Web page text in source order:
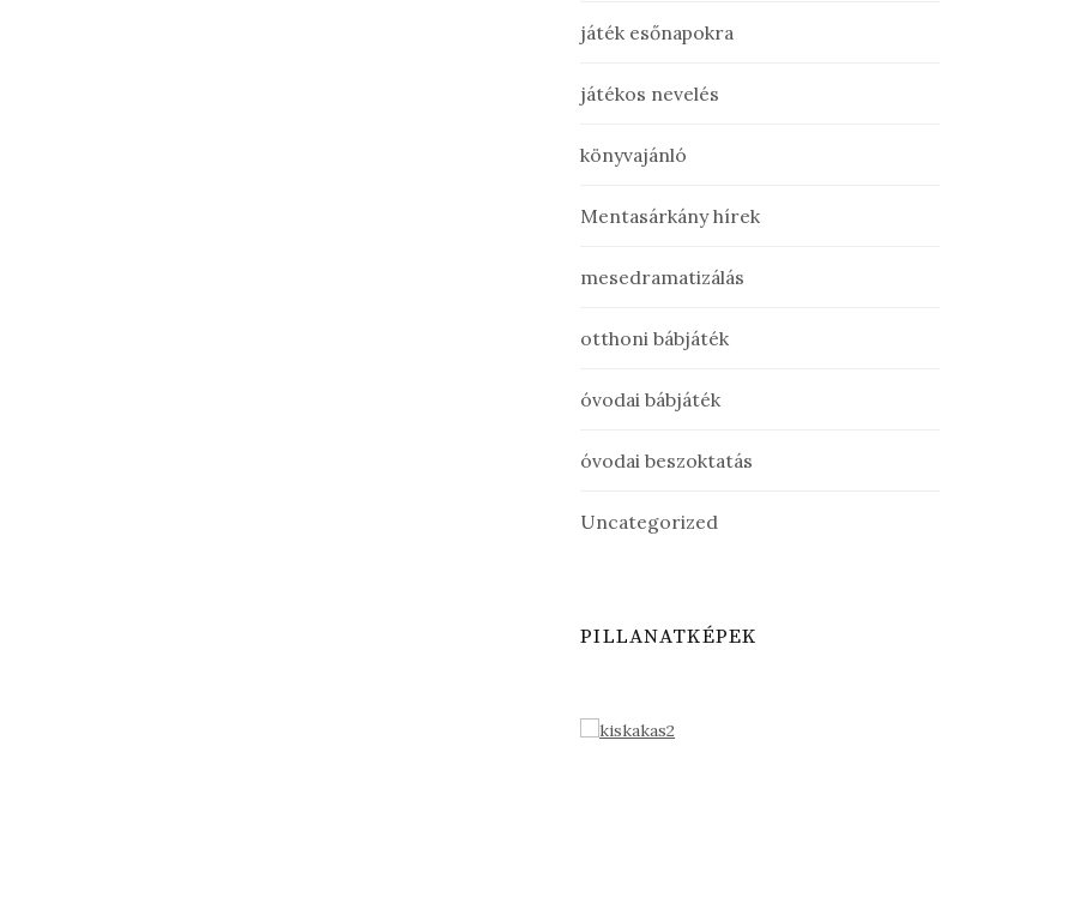
játék esőnapokra
játékos nevelés
könyvajánló
Mentasárkány hírek
mesedramatizálás
otthoni bábjáték
óvodai bábjáték
óvodai beszoktatás
Uncategorized
PILLANATKÉPEK